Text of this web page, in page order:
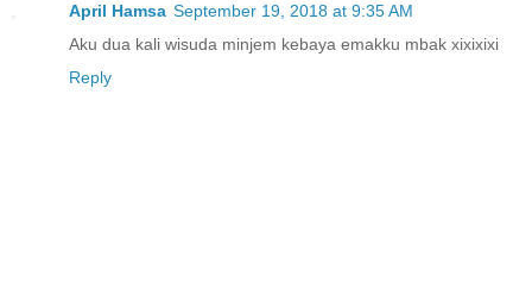
April Hamsa September 19, 2018 at 9:35 AM
Aku dua kali wisuda minjem kebaya emakku mbak xixixixi
Reply